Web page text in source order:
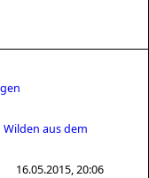
aus dem
16.05.2015, 20:06